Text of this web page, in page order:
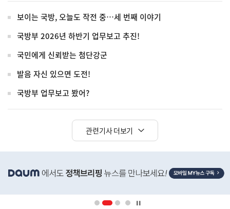
보이는 국방, 오늘도 작전 중…세 번째 이야기
국방부 2026년 하반기 업무보고 추진!
국민에게 신뢰받는 첨단강군
발음 자신 있으면 도전!
국방부 업무보고 봤어?
관련기사 더보기
단
배